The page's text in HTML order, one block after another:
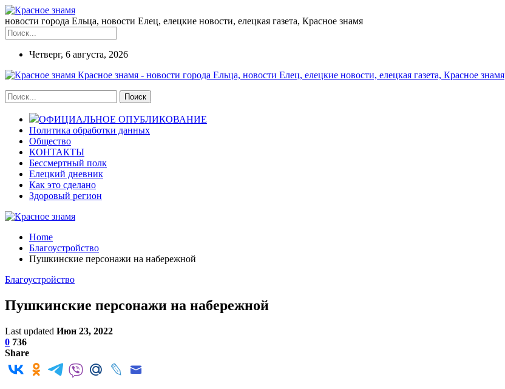
новости города Ельца, новости Елец, елецкие новости, елецкая газета, Красное знамя
Четверг, 6 августа, 2026
Красное знамя - новости города Ельца, новости Елец, елецкие новости, елецкая газета, Красное знамя
ОФИЦИАЛЬНОЕ ОПУБЛИКОВАНИЕ
Политика обработки данных
Общество
КОНТАКТЫ
Бессмертный полк
Елецкий дневник
Как это сделано
Здоровый регион
Home
Благоустройство
Пушкинские персонажи на набережной
Благоустройство
Пушкинские персонажи на набережной
Last updated Июн 23, 2022
0 736
Share